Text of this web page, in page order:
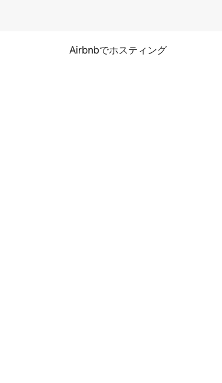
Airbnbでホスティング